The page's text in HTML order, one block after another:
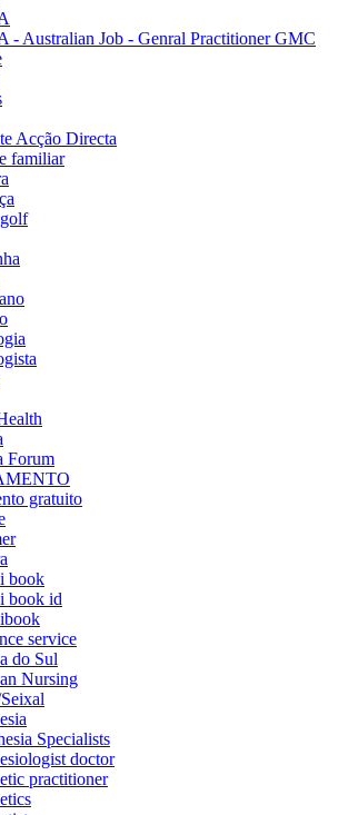
- Australian Job - Genral Practitioner GMC
Acção Directa
familiar
Forum
gratuito
book
book id
service
do Sul
Nursing
Specialists
doctor
practitioner